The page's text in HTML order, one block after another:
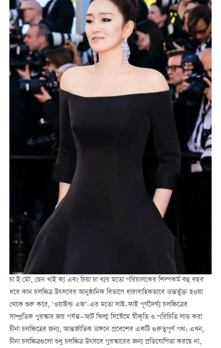
চা ই মৌ, ছেন খাই ক্য এবং চিয়া চা খ্যর মতো পরিচালকের শিল্পকর্ম বহু বছর
ধরে কান চলচ্চিত্র উত্সবের আনুষ্ঠানিক বিভাগে ধারাবাহিকভাবে অন্তর্ভুক্ত হওয়া
থেকে শুরু করে, ‘ওয়াইল্ড এজ’-এর মতো সাই-ফাই পূর্ণদৈর্ঘ্য চলচ্চিত্রের
সাম্প্রতিক পুরস্কার জয় পর্যন্ত—আর্ট ফিল্ম সিস্টেমে স্বীকৃতি ও পরিচিতি লাভ করা
চীনা চলচ্চিত্রের জন্য, আন্তর্জাতিক অঙ্গনে প্রবেশের একটি গুরুত্বপূর্ণ পথ। এখন,
চীনা চলচ্চিত্রগুলো শুধু চলচ্চিত্র উত্সবে পুরস্কারের জন্য প্রতিযোগিতা করছে না,